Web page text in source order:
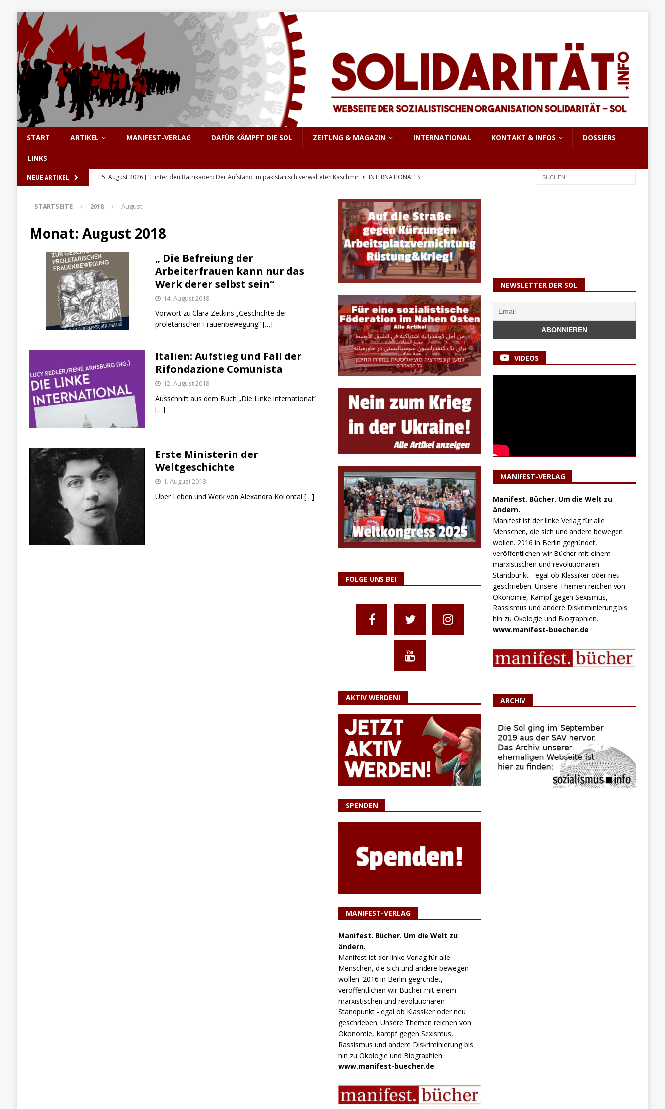
START ARTIKEL MANIFEST-VERLAG DAFÜR KÄMPFT DIE SOL ZEITUNG & MAGAZIN INTERNATIONAL KONTAKT & INFOS DOSSIERS
LINKS
NEUE ARTIKEL [ 5. August 2026 ] Hinter den Barrikaden: Der Aufstand im pakistanisch verwalteten Kaschmir
INTERNATIONALES
[ 4. August 2026 ]
[ 3. August 2026 ] Klassenkampf aktuell
BETRIEB, GEWERKSCHAFTEN & ARBEITSKÄMPFE
[ 6. August 2026 ]
BETRIEB, GEWERKSCHAFTEN & ARBEITSKÄMPFE
STARTSEITE 2018 August
Monat: August 2018
„ Die Befreiung der
Arbeiterfrauen kann nur das
Werk derer selbst sein“
14. August 2018
Vorwort zu Clara Zetkins „Geschichte der
proletarischen Frauenbewegung“ […]
Italien: Aufstieg und Fall der
Rifondazione Comunista
12. August 2018
Ausschnitt aus dem Buch „Die Linke international“
[…]
Erste Ministerin der
Weltgeschichte
1. August 2018
Über Leben und Werk von Alexandra Kollontai […]
FOLGE UNS BEI
AKTIV WERDEN!
SPENDEN
MANIFEST-VERLAG
Manifest. Bücher. Um die Welt zu
ändern.
Manifest ist der linke Verlag für alle
Menschen, die sich und andere bewegen
wollen. 2016 in Berlin gegründet,
veröffentlichen wir Bücher mit einem
marxistischen und revolutionären
Standpunkt - egal ob Klassiker oder neu
geschrieben. Unsere Themen reichen von
Ökonomie, Kampf gegen Sexismus,
Rassismus und andere Diskriminierung bis
hin zu Ökologie und Biographien.
www.manifest-buecher.de
NEWSLETTER DER SOL
VIDEOS
MANIFEST-VERLAG
Manifest. Bücher. Um die Welt zu
ändern.
Manifest ist der linke Verlag für alle
Menschen, die sich und andere bewegen
wollen. 2016 in Berlin gegründet,
veröffentlichen wir Bücher mit einem
marxistischen und revolutionären
Standpunkt - egal ob Klassiker oder neu
geschrieben. Unsere Themen reichen von
Ökonomie, Kampf gegen Sexismus,
Rassismus und andere Diskriminierung bis
hin zu Ökologie und Biographien.
www.manifest-buecher.de
ARCHIV